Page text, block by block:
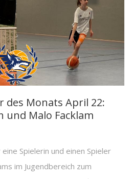
des Monats April 22:
und Malo Facklam
Spielerin und einen Spieler
im Jugendbereich zum